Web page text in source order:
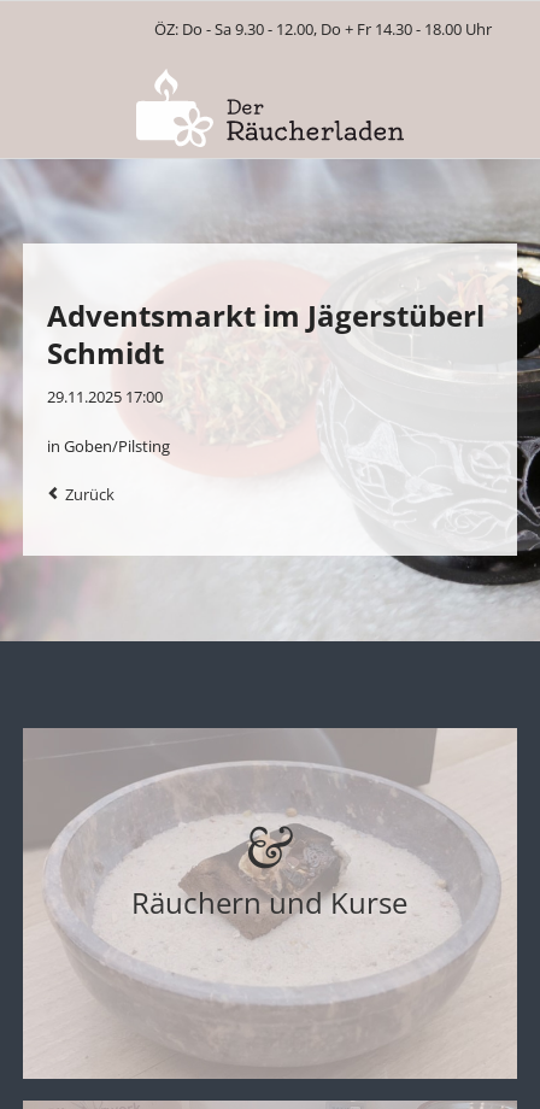
ÖZ: Do - Sa 9.30 - 12.00, Do + Fr 14.30 - 18.00 Uhr
Adventsmarkt im Jägerstüberl
Schmidt
29.11.2025 17:00
in Goben/Pilsting
Zurück